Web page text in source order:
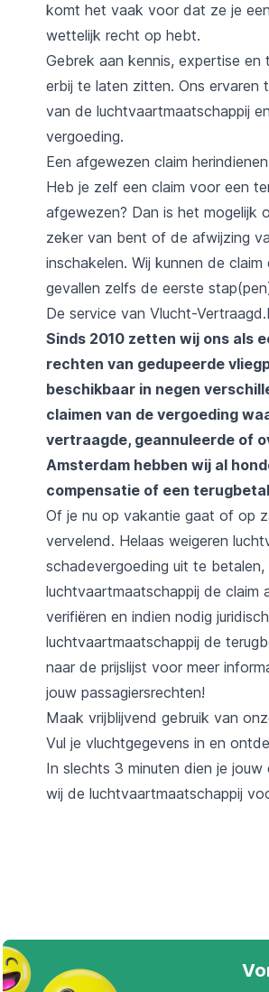
komt het vaak voor dat ze je
wettelijk recht op hebt.
Gebrek aan kennis, expertise
erbij te laten zitten. Ons ervaren
van de luchtvaartmaatschappij
vergoeding.
Een afgewezen claim herindienen
Heb je zelf een claim voor een
afgewezen? Dan is het mogelijk
zeker van bent of de afwijzing
inschakelen. Wij kunnen de
gevallen zelfs de eerste
De service van Vlucht-
Sinds 2010 zetten wij ons als
rechten van gedupeerde
beschikbaar in negen
claimen van de vergoeding
vertraagde, geannuleerde of
Amsterdam hebben wij al
compensatie of een
Of je nu op vakantie gaat of op
vervelend. Helaas weigeren
schadevergoeding uit te
luchtvaartmaatschappij de claim
verifiëren en indien nodig
luchtvaartmaatschappij de
naar de prijslijst voor meer
jouw passagiersrechten!
Maak vrijblijvend gebruik van
Vul je vluchtgegevens in en
In slechts 3 minuten dien je
wij de luchtvaartmaatschappij